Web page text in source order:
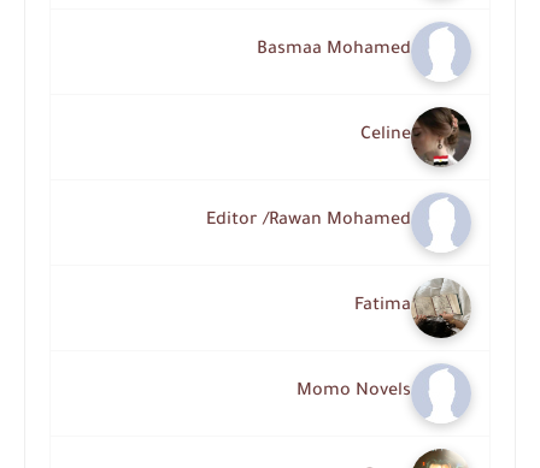
Basmaa Mohamed
Celine
Editor /Rawan Mohamed
Fatima
Momo Novels